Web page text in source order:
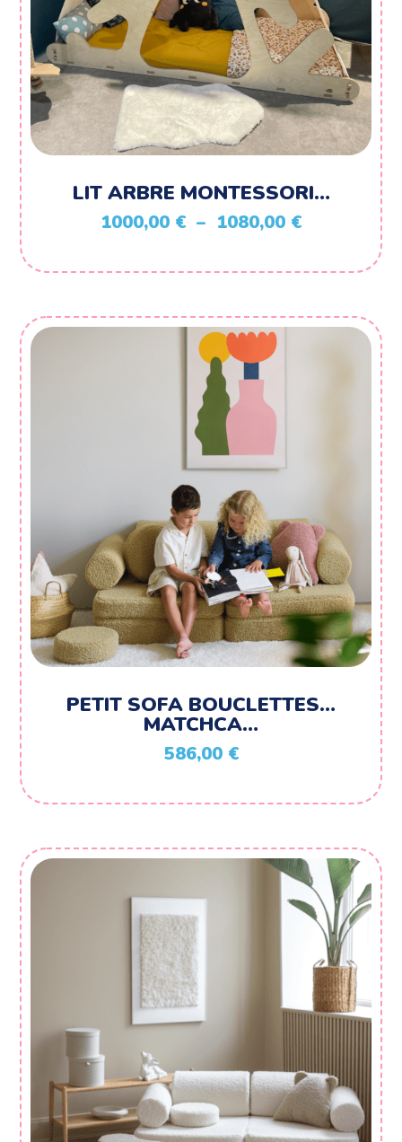
LIT ARBRE MONTESSORI…
1000,00 € – 1080,00 €Plage
prix :
à
1080,00 €
PETIT SOFA BOUCLETTES…
MATCHCA…
586,00 €